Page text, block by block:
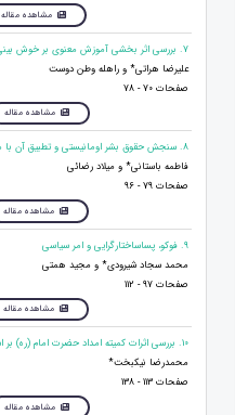
مشاهده مقاله
7. بررسی اثر بخشی آموزش معنوی بر خوش بینی دانش آموزان آزار دیده هیجان
علیرضا هراتی* و راهله وطن دوست
صفحات 70 - 78
مشاهده مقاله
8. سنجش حقوق بشر اومانیستی و تطبیق آن با منابع اسلامی
فاطمه باستانی* و میلاد رضائی
صفحات 79 - 96
مشاهده مقاله
9. فوکو، پساساختارگرایی و امر سیاسی
محمد سجاد شیرودی* و مجید همتی
صفحات 97 - 112
مشاهده مقاله
10. بررسی اثرات کمیته امداد حضرت امام (ره) بر اشتغالزایی و رفع محرومیت در روستاها
محمدرضا نیکبخت*
صفحات 113 - 138
مشاهده مقاله